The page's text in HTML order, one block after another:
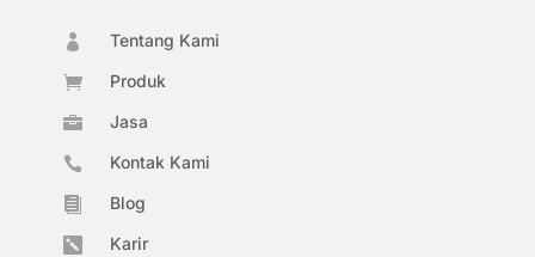
 Tentang Kami
 Produk
 Jasa
 Kontak Kami
 Blog
 Karir